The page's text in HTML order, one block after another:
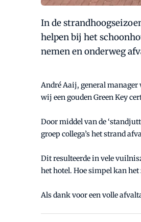
In de
helpen bij het
nemen en onderweg
André Aaij, general
wij een gouden Green Key
Door middel van de
groep collega’s het strand
Dit resulteerde in vele
het hotel. Hoe simpel kan het
Als dank voor een volle